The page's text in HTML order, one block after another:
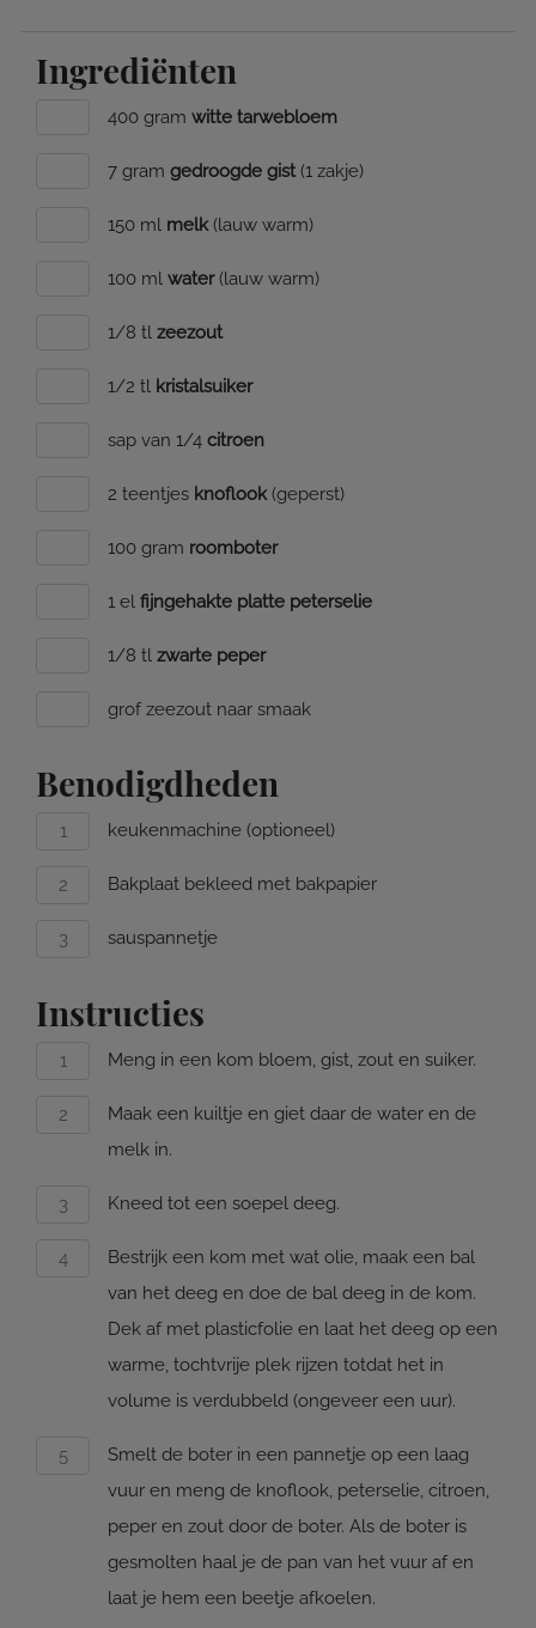
Ingrediënten
400 gram witte tarwebloem
7 gram gedroogde gist(1 zakje)
150 ml melk(lauw warm)
100 ml water(lauw warm)
1/8 tl zeezout
1/2 tl kristalsuiker
sap van 1/4 citroen
2 teentjes knoflook(geperst)
100 gram roomboter
1 el fijngehakte platte peterselie
1/8 tl zwarte peper
grof zeezout naar smaak
Benodigdheden
keukenmachine (optioneel)
Bakplaat bekleed met bakpapier
sauspannetje
Instructies
Meng in een kom bloem, gist, zout en suiker.
Maak een kuiltje en giet daar de water en de
melk in.
Kneed tot een soepel deeg.
Bestrijk een kom met wat olie, maak een bal
van het deeg en doe de bal deeg in de kom.
Dek af met plasticfolie en laat het deeg op een
warme, tochtvrije plek rijzen totdat het in
volume is verdubbeld (ongeveer een uur).
Smelt de boter in een pannetje op een laag
vuur en meng de knoflook, peterselie, citroen,
peper en zout door de boter. Als de boter is
gesmolten haal je de pan van het vuur af en
laat je hem een beetje afkoelen.